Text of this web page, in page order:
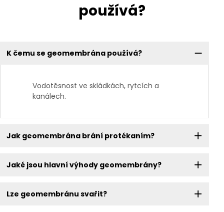
používá?
K čemu se geomembrána používá?
Vodotěsnost ve skládkách, rytcích a
kanálech.
Jak geomembrána brání protékaním?
Jaké jsou hlavní výhody geomembrány?
Lze geomembránu svařit?